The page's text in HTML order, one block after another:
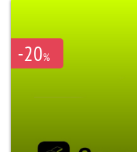
-20%